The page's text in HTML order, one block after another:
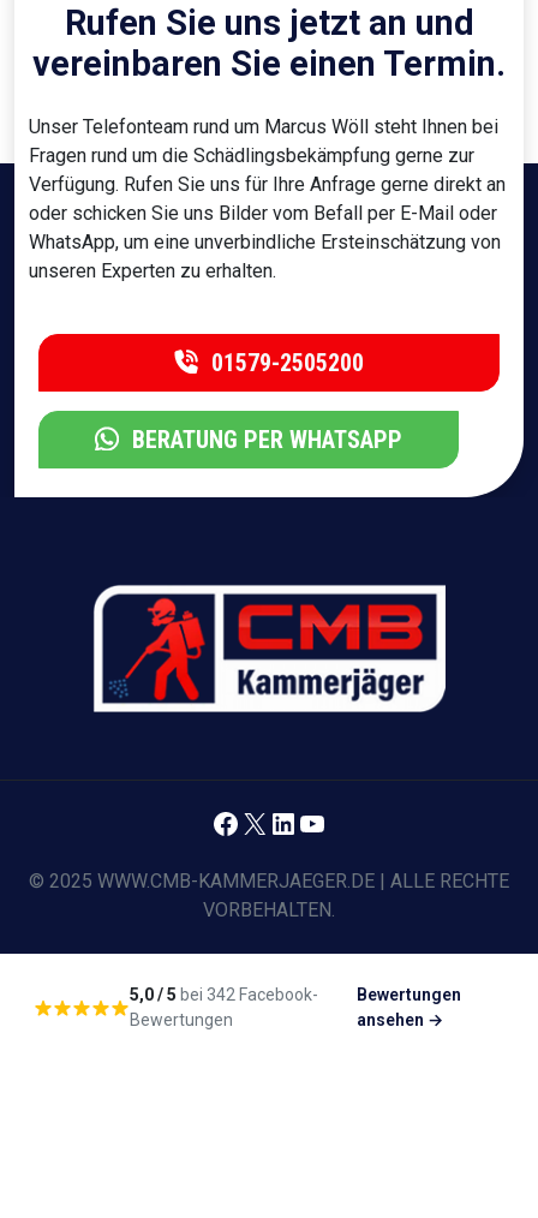
Rufen Sie uns jetzt an und
vereinbaren Sie einen Termin.
Unser Telefonteam rund um Marcus Wöll steht Ihnen bei
Fragen rund um die Schädlingsbekämpfung gerne zur
Verfügung. Rufen Sie uns für Ihre Anfrage gerne direkt an
oder schicken Sie uns Bilder vom Befall per E-Mail oder
WhatsApp, um eine unverbindliche Ersteinschätzung von
unseren Experten zu erhalten.
01579-2505200
BERATUNG PER WHATSAPP
© 2025 WWW.CMB-KAMMERJAEGER.DE | ALLE RECHTE
VORBEHALTEN.
Facebook
X LinkedIn
YouTube
5,0 / 5 bei 342 Facebook-
Bewertungen
Bewertungen
ansehen →